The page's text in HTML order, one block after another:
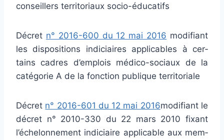
conseillers ter­ri­to­riaux socio-éducatifs
Décret n° 2016-600 du 12 mai 2016 modi­fiant
les dis­po­si­tions indi­ciai­res appli­ca­bles à cer­
tains cadres d’emplois médico-sociaux de la
caté­go­rie A de la fonc­tion publi­que ter­ri­to­riale
Décret n° 2016-601 du 12 mai 2016modi­fiant le
décret n° 2010-330 du 22 mars 2010 fixant
l’échelonnement indi­ciaire appli­ca­ble aux mem­